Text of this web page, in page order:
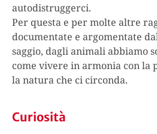
autodistruggerci.
Per questa e per molte altre
documentate e argomentate
saggio, dagli animali abbiamo
come vivere in armonia con la
la natura che ci circonda.
Curiosità